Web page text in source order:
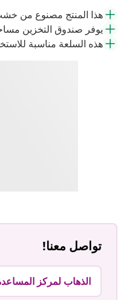
هذا المنتج مصنوع من
يوفر صندوق التخزين
هذه السلعة مناسبة
تواصل معنا!
الذهاب لمركز